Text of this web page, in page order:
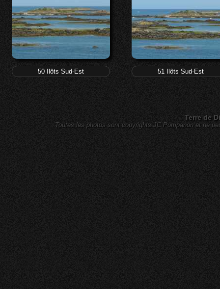
50 Ilôts Sud-Est 51 Ilôts Sud-Est
Terre de
Toutes les photos sont copyrights JC Pompanon et ne